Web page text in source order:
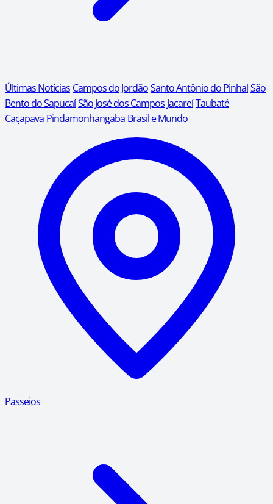
Últimas Notícias Campos do JordãoSanto Antônio do PinhalSão
Bento do SapucaíSão José dos Campos JacareíTaubaté
Caçapava Pindamonhangaba Brasil e Mundo
Passeios